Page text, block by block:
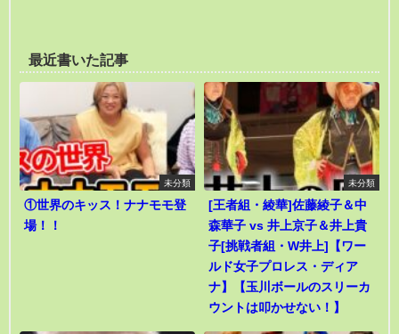
最近書いた記事
未分類
①世界のキッス！ナナモモ登
場！！
未分類
[王者組・綾華]佐藤綾子＆中
森華子 vs 井上京子＆井上貴
子[挑戦者組・W井上]【ワー
ルド女子プロレス・ディア
ナ】【玉川ボールのスリーカ
ウントは叩かせない！】